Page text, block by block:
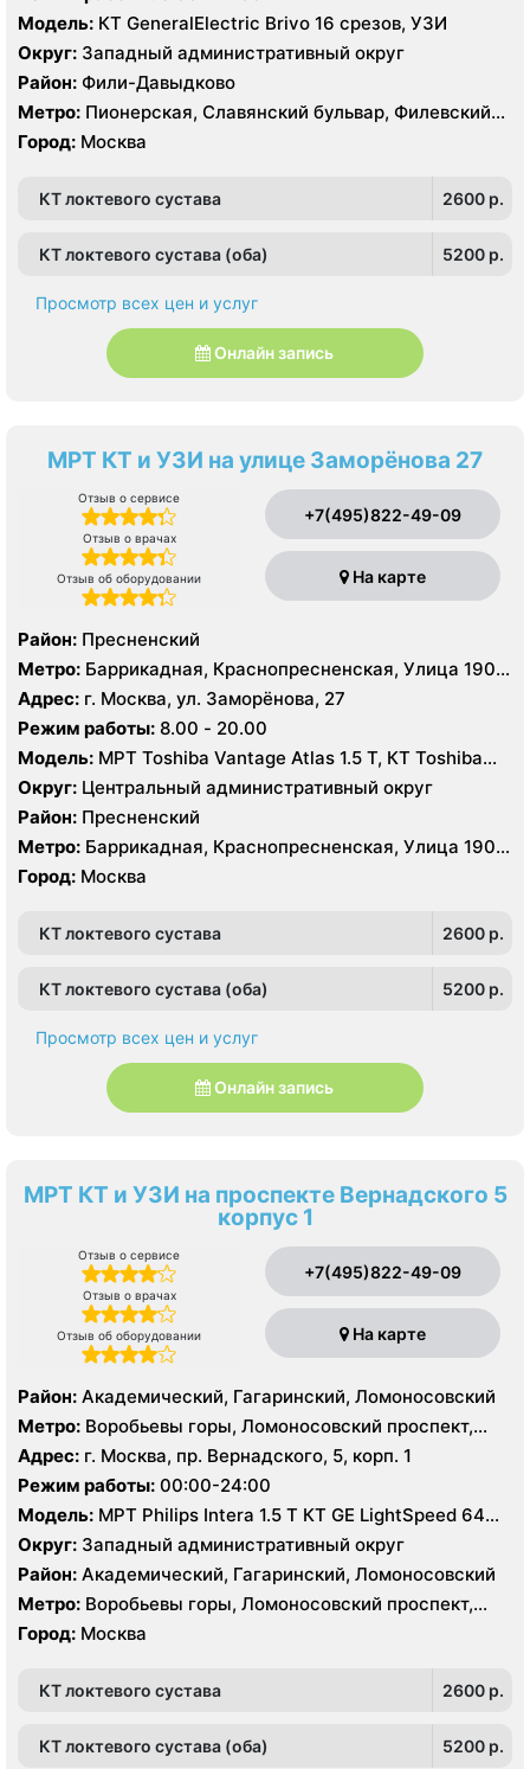
Модель: КТ GeneralElectric Brivo 16 срезов, УЗИ
Округ: Западный административный округ
Район: Фили-Давыдково
Метро: Пионерская, Славянский бульвар, Филевский
парк
Город: Москва
КТ локтевого сустава 2600 p.
КТ локтевого сустава (оба) 5200 p.
Просмотр всех цен и услуг
Онлайн запись
МРТ КТ и УЗИ на улице Заморёнова 27
Отзыв о сервисе
Отзыв о врачах
Отзыв об оборудовании
+7(495)822-49-09
На карте
Район: Пресненский
Метро: Баррикадная, Краснопресненская, Улица 1905
года
Адрес: г. Москва, ул. Заморёнова, 27
Режим работы: 8.00 - 20.00
Модель: МРТ Toshiba Vantage Atlas 1.5 Т, КТ Toshiba
Aquilion 64, УЗИ GE Logiq 7
Округ: Центральный административный округ
Район: Пресненский
Метро: Баррикадная, Краснопресненская, Улица 1905
года
Город: Москва
КТ локтевого сустава 2600 p.
КТ локтевого сустава (оба) 5200 p.
Просмотр всех цен и услуг
Онлайн запись
МРТ КТ и УЗИ на проспекте Вернадского 5
корпус 1
Отзыв о сервисе
Отзыв о врачах
Отзыв об оборудовании
+7(495)822-49-09
На карте
Район: Академический, Гагаринский, Ломоносовский
Метро: Воробьевы горы, Ломоносовский проспект,
Университет
Адрес:
г. Москва, пр. Вернадского, 5, корп. 1
Режим работы: 00:00-24:00
Модель: МРТ Philips Intera 1.5 T КТ GE LightSpeed 64
среза, УЗИ Philips HD15
Округ: Западный административный округ
Район: Академический, Гагаринский, Ломоносовский
Метро: Воробьевы горы, Ломоносовский проспект,
Университет
Город: Москва
КТ локтевого сустава 2600 p.
КТ локтевого сустава (оба) 5200 p.